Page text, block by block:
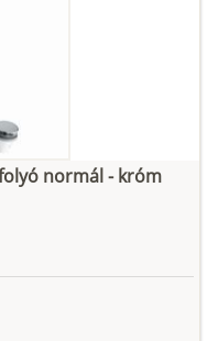
normál - króm